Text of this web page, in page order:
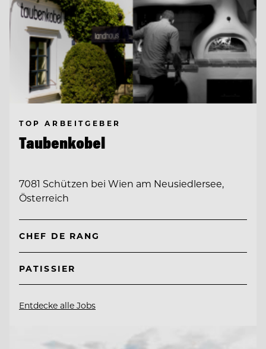
TOP ARBEITGEBER
Taubenkobel
7081 Schützen bei Wien am Neusiedlersee,
Österreich
CHEF DE RANG
PATISSIER
Entdecke alle Jobs